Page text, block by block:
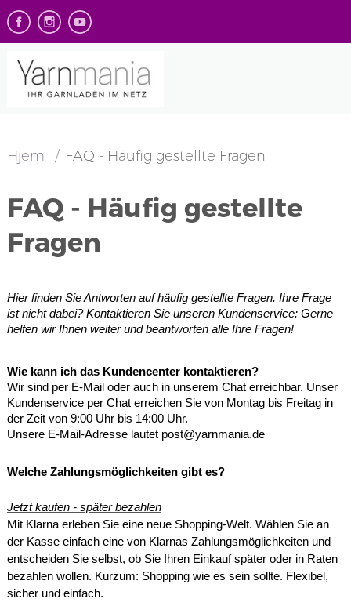
Hjem FAQ - Häufig gestellte Fragen
FAQ - Häufig gestellte
Fragen
Hier finden Sie Antworten auf häufig gestellte Fragen. Ihre Frage
ist nicht dabei? Kontaktieren Sie unseren Kundenservice: Gerne
helfen wir Ihnen weiter und beantworten alle Ihre Fragen!
Wie kann ich das Kundencenter kontaktieren?
Wir sind per E-Mail oder auch in unserem Chat erreichbar. Unser
Kundenservice per Chat erreichen Sie von Montag bis Freitag in
der Zeit von 9:00 Uhr bis 14:00 Uhr.
Unsere E-Mail-Adresse lautet post@yarnmania.de
Welche Zahlungsmöglichkeiten gibt es?
Jetzt kaufen - später bezahlen
Mit Klarna erleben Sie eine neue Shopping-Welt. Wählen Sie an
der Kasse einfach eine von Klarnas Zahlungsmöglichkeiten und
entscheiden Sie selbst, ob Sie Ihren Einkauf später oder in Raten
bezahlen wollen. Kurzum: Shopping wie es sein sollte. Flexibel,
sicher und einfach.